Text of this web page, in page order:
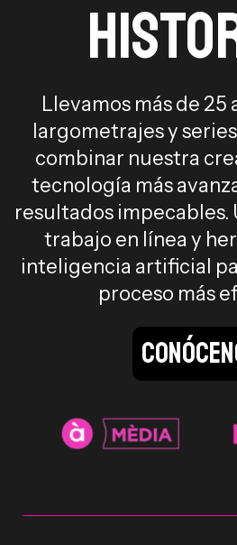
Llevamos más de 25
largometrajes y
combinar nuestra
tecnología más
resultados impecables.
trabajo en línea y
inteligencia artificial
proceso más